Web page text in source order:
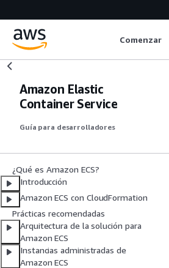
Comenzar
Amazon Elastic
Container Service
Guía para desarrolladores
¿Qué es Amazon ECS?
Introducción
Amazon ECS con CloudFormation
Prácticas recomendadas
Arquitectura de la solución para
Amazon ECS
Instancias administradas de
Amazon ECS